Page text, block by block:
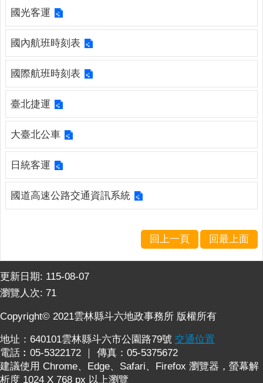
開
民
意
交
流
相
連
結
廉
政
園
導
覽
檢
查
詢
相
關
國光客運
國內航班時刻表
國際航班時刻表
臺北捷運
大臺北公車
日統客運
國道高速公路交通資訊系統
回上一頁 回最上面
更新日期: 115-08-07
瀏覽人次: 71
Copyright© 2021雲林縣斗六地政事務所 版權所有
地址：640101雲林縣斗六市公園路79號 交通位置
電話︰05-5322172 ｜ 傳真：05-5375672
建議使用 Chrome、Edge、Safari、Firefox 瀏覽器，螢幕解
析度 1024 X 768 px 以上瀏覽